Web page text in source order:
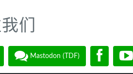
们
Mastodon (TDF)